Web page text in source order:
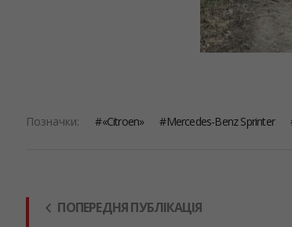
Позначки: «Citroen» Mercedes-Benz Sprinter
ПОПЕРЕДНЯ ПУБЛІКАЦІЯ